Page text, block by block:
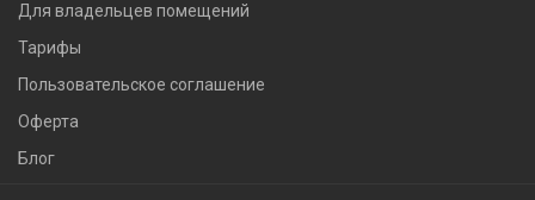
Для владельцев помещений
Тарифы
Пользовательское соглашение
Оферта
Блог